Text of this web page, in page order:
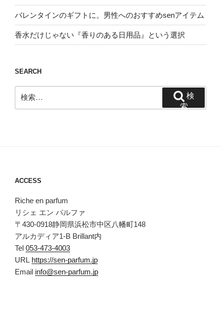
バレンタインのギフトに。男性へのおすすめsenアイテム
香水だけじゃない『香りのある日用品』という選択
SEARCH
索:
索
ACCESS
Riche en parfum
リシェ エン パルファ
〒430-0918静岡県浜松市中区八幡町148
アルカディア1-B Brillant内
Tel 053-473-4003
URL https://sen-parfum.jp
Email info@sen-parfum.jp